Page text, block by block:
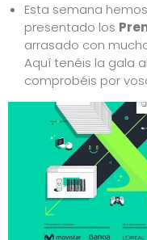
Esta semana
presentado los
arrasado con
Aquí tenéis la gala
comprobéis por